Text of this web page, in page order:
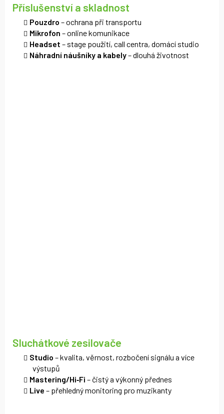
Příslušenství a skladnost
Pouzdro – ochrana při transportu
Mikrofon – online komunikace
Headset – stage použití, call centra, domácí studio
Náhradní náušníky a kabely– dlouhá životnost
Sluchátkové zesilovače
Studio – kvalita, věrnost, rozbočení signálu a více
výstupů
Mastering/Hi‑Fi – čistý a výkonný přednes
Live – přehledný monitoring pro muzikanty